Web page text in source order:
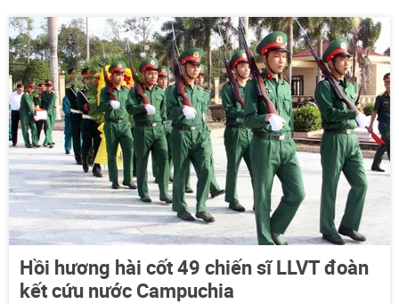
Hồi hương hài cốt 49 chiến sĩ LLVT đoàn
kết cứu nước Campuchia